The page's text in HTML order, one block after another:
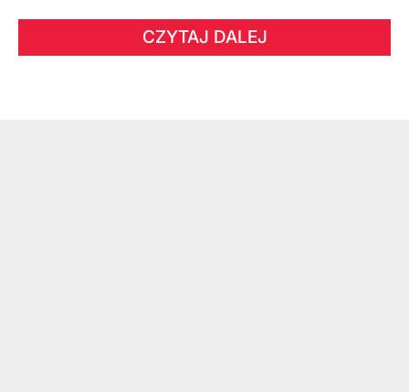
CZYTAJ DALEJ